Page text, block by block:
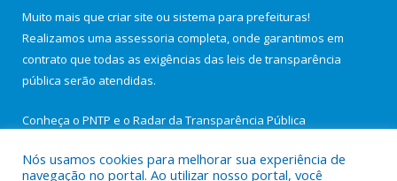
Muito mais que criar site ou sistema para prefeituras!
Realizamos uma assessoria completa, onde garantimos em
contrato que todas as exigências das leis de transparência
pública serão atendidas.
Conheça o PNTP e o Radar da Transparência Pública
Nós usamos cookies para melhorar sua experiência de
navegação no portal. Ao utilizar nosso portal, você